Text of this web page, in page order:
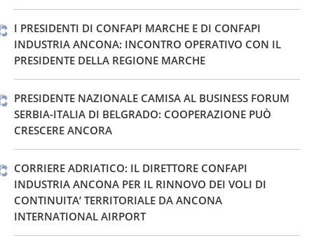
I PRESIDENTI DI CONFAPI MARCHE E DI CONFAPI
INDUSTRIA ANCONA: INCONTRO OPERATIVO CON IL
PRESIDENTE DELLA REGIONE MARCHE
PRESIDENTE NAZIONALE CAMISA AL BUSINESS FORUM
SERBIA-ITALIA DI BELGRADO: COOPERAZIONE PUÒ
CRESCERE ANCORA
CORRIERE ADRIATICO: IL DIRETTORE CONFAPI
INDUSTRIA ANCONA PER IL RINNOVO DEI VOLI DI
CONTINUITA’ TERRITORIALE DA ANCONA
INTERNATIONAL AIRPORT